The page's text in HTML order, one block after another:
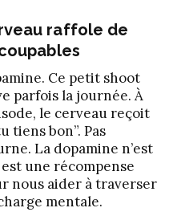
raffole de
Ce petit shoot
parfois la journée. À
le cerveau reçoit
tiens bon”. Pas
La dopamine n’est
une récompense
nous aider à traverser
mentale.